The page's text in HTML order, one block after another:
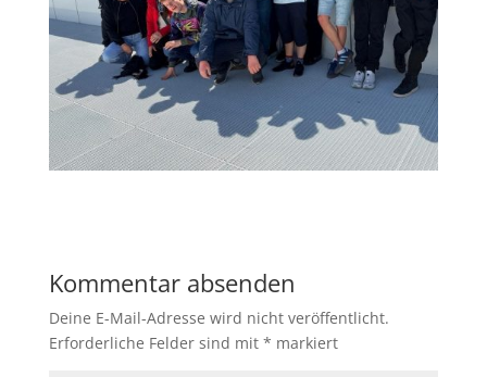
Kommentar absenden
Deine E-Mail-Adresse wird nicht veröffentlicht.
Erforderliche Felder sind mit * markiert